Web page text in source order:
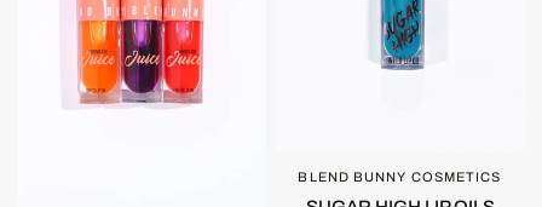
SCHNELLANSICHT
BLEND BUNNY COSMETICS